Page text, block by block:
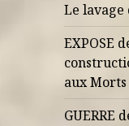
Le lavage
EXPOSE
aux
GUERRE